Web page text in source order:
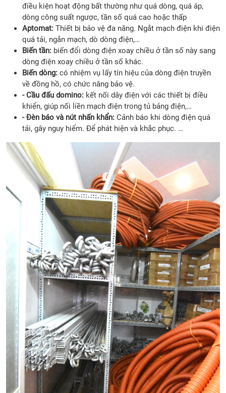
điều kiện hoạt động bất thường như quá dòng, quá áp,
dòng công suất ngược, tần số quá cao hoặc thấp
Aptomat: Thiết bị bảo vệ đa năng. Ngắt mạch điện khi điện
quá tải, ngắn mạch, dò dòng điện,…
Biến tần: biến đổi dòng điện xoay chiều ở tần số này sang
dòng điện xoay chiều ở tần số khác.
Biến dòng: có nhiệm vụ lấy tín hiệu của dòng điện truyền
về đồng hồ, có chức năng bảo vệ.
- Cầu đấu domino: kết nối dây điện với các thiết bị điều
khiển, giúp nối liền mạch điện trong tủ bảng điện,…
- Đèn báo và nút nhấn khẩn: Cảnh báo khi dòng điện quá
tải, gây nguy hiểm. Để phát hiện và khắc phục. …